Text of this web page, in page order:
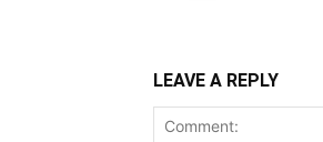
LEAVE A REPLY